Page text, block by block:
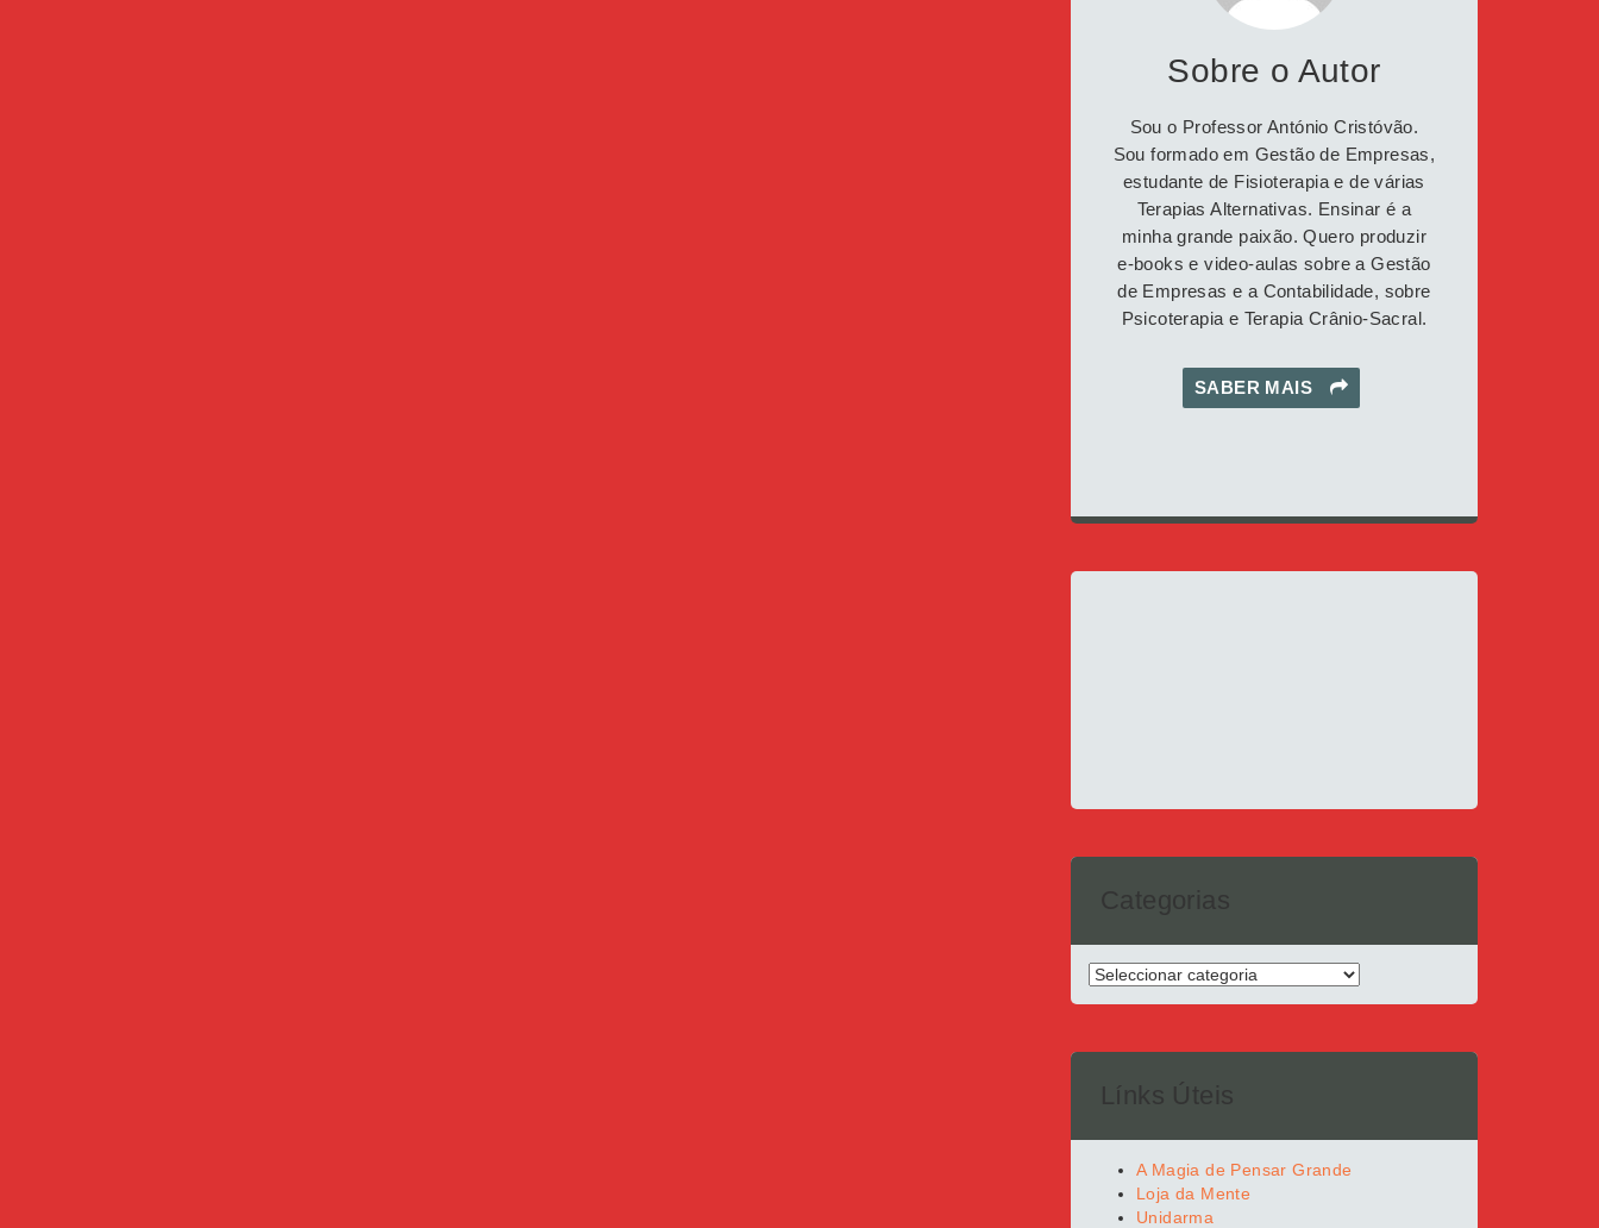
Sobre o Autor
Sou o Professor António Cristóvão.
Sou formado em Gestão de Empresas,
estudante de Fisioterapia e de várias
Terapias Alternativas. Ensinar é a
minha grande paixão. Quero produzir
e-books e video-aulas sobre a Gestão
de Empresas e a Contabilidade, sobre
Psicoterapia e Terapia Crânio-Sacral.
SABER MAIS
Categorias
Categorias
Línks Úteis
A Magia de Pensar Grande
Loja da Mente
Unidarma